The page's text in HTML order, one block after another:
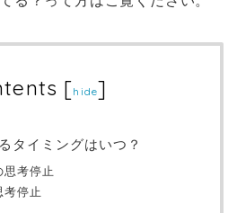
[hide]
タイミングはいつ？
思考停止
考停止